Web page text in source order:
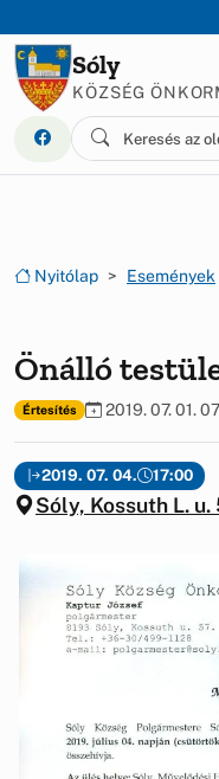
Sóly
KÖZSÉG
Nyitólap Események
Önálló
Értesítés 2019. 07. 01.
2019. 07. 04. 17:00
Sóly, Kossuth L.